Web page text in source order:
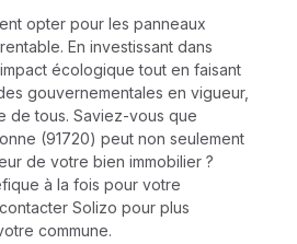
opter pour les panneaux
En investissant dans
écologique tout en faisant
gouvernementales en vigueur,
de tous. Saviez-vous que
(91720) peut non seulement
de votre bien immobilier ?
à la fois pour votre
Solizo pour plus
commune.